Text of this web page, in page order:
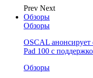
Prev Next
Обзоры
Обзоры
OSCAL
Pad 100 с
Обзоры